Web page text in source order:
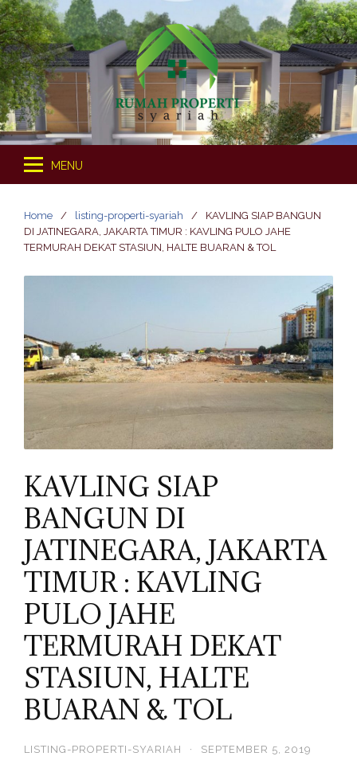
S
k
i
p
t
o
c
o
t
MENU
Home listing-properti-syariah
KAVLING SIAP BANGUN
DI JATINEGARA, JAKARTA TIMUR : KAVLING PULO JAHE
TERMURAH DEKAT STASIUN, HALTE BUARAN & TOL
KAVLING SIAP
BANGUN DI
JATINEGARA, JAKARTA
TIMUR : KAVLING
PULO JAHE
TERMURAH DEKAT
STASIUN, HALTE
BUARAN & TOL
LISTING-PROPERTI-SYARIAH · SEPTEMBER 5, 2019